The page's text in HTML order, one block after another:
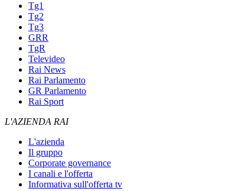
Tg1
Tg2
Tg3
GRR
TgR
Televideo
Rai News
Rai Parlamento
GR Parlamento
Rai Sport
L'AZIENDA RAI
L'azienda
Il gruppo
Corporate governance
I canali e l'offerta
Informativa sull'offerta tv